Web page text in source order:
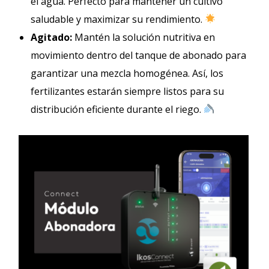
saludable y maximizar su rendimiento.
Agitado: Mantén la solución nutritiva en
movimiento dentro del tanque de abonado para
garantizar una mezcla homogénea. Así, los
fertilizantes estarán siempre listos para su
distribución eficiente durante el riego.